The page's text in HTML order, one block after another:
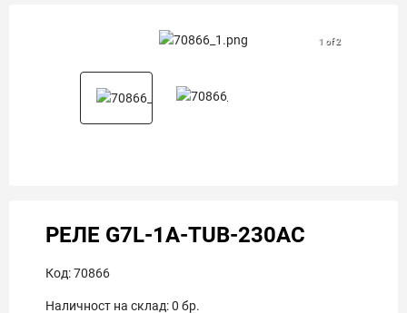
1 of 2
РЕЛЕ G7L-1A-TUB-230AC
Код:70866
Наличност на склад:0 бр.